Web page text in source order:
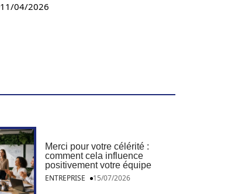
11/04/2026
Merci pour votre célérité :
comment cela influence
positivement votre équipe
ENTREPRISE
15/07/2026